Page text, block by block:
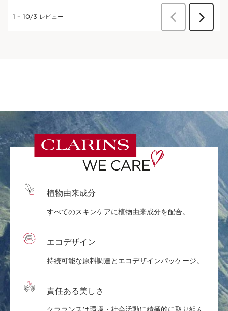
植物由来成分
すべてのスキンケアに植物由来成分を配合。
エコデザイン
持続可能な原料調達とエコデザインパッケージ。
責任ある美しさ
クラランスは環境・社会活動に積極的に取り組ん